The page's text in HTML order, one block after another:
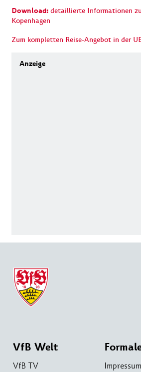
Download: detaillierte Informationen
Kopenhagen
Zum kompletten Reise-Angebot in der
VfB Welt
VfB TV
Impressum